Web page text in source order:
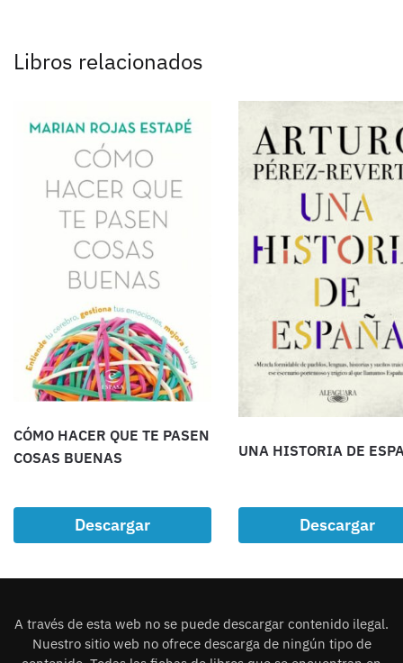
Libros relacionados
CÓMO HACER QUE TE PASEN
COSAS BUENAS
Descargar
UNA HISTORIA DE
Descargar
A través de esta web no se puede descargar contenido ilegal.
Nuestro sitio web no ofrece descarga de ningún tipo de